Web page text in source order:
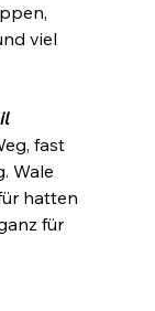
viel
fast
Wale
hatten
für